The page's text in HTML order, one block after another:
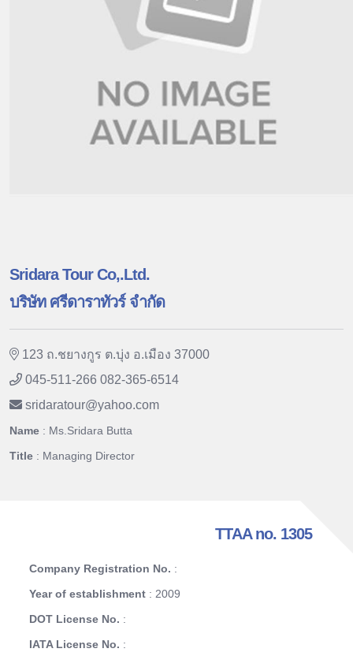
Sridara Tour Co,.Ltd.
บริษัท ศรีดาราทัวร์ จำกัด
123 ถ.ชยางกูร ต.บุ่ง อ.เมือง 37000
045-511-266 082-365-6514
sridaratour@yahoo.com
Name : Ms.Sridara Butta
Title : Managing Director
TTAA no. 1305
Company Registration No. :
Year of establishment : 2009
DOT License No. :
IATA License No. :